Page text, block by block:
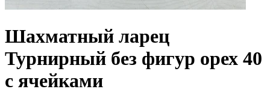
Шахматный ларец
Турнирный без фигур орех 40
с ячейками